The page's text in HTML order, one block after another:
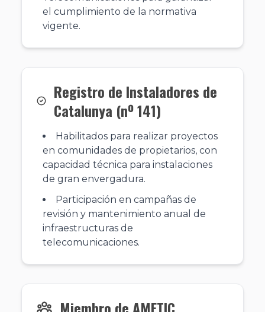
el cumplimiento de la normativa
vigente.
Registro de Instaladores de
Catalunya (nº 141)
Habilitados para realizar proyectos
en comunidades de propietarios, con
capacidad técnica para instalaciones
de gran envergadura.
Participación en campañas de
revisión y mantenimiento anual de
infraestructuras de
telecomunicaciones.